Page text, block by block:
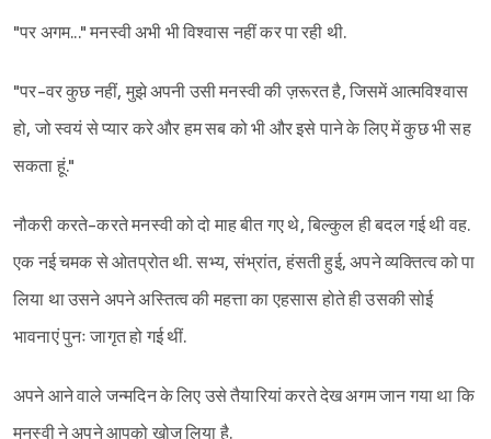
"पर अगम..." मनस्वी अभी भी विश्वास नहीं कर पा रही थी.
"पर-वर कुछ नहीं, मुझे अपनी उसी मनस्वी की ज़रूरत है, जिसमें आत्मविश्वास
हो, जो स्वयं से प्यार करे और हम सब को भी और इसे पाने के लिए में कुछ भी सह
सकता हूं."
नौकरी करते-करते मनस्वी को दो माह बीत गए थे, बिल्कुल ही बदल गई थी वह.
एक नई चमक से ओतप्रोत थी. सभ्य, संभ्रांत, हंसती हुई, अपने व्यक्तित्व को पा
लिया था उसने अपने अस्तित्व की महत्ता का एहसास होते ही उसकी सोई
भावनाएं पुनः जागृत हो गई थीं.
अपने आने वाले जन्मदिन के लिए उसे तैयारियां करते देख अगम जान गया था कि
मनस्वी ने अपने आपको खोज लिया है.